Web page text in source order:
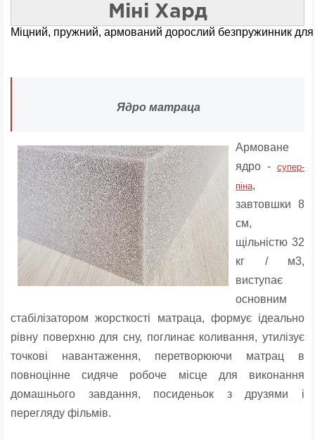
Міні Хард
Міцний, пружний, армований дорослий безпружинник
Ядро матраца
Армоване
ядро ​​- супер-
піна,
завтовшки 8
см,
щільністю 32
кг / м3,
виступає
основним
стабілізатором жорсткості матраца, формує ідеально
рівну поверхню для сну, поглинає коливання, утилізує
точкові навантаження, перетворюючи матрац в
повноцінне сидяче робоче місце для виконання
домашнього завдання, посиденьок з друзями і
перегляду фільмів.